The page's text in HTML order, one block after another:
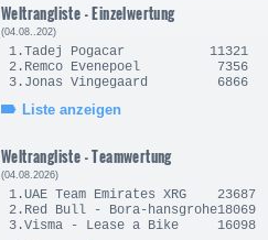
Weltrangliste - Einzelwertung
(04.08..202)
1.Tadej Pogacar 11321
2.Remco Evenepoel 7356
3.Jonas Vingegaard 6866
Liste anzeigen
Weltrangliste - Teamwertung
(04.08.2026)
1.UAE Team Emirates XRG 23687
2.Red Bull - Bora-hansgrohe18069
3.Visma - Lease a Bike 16098